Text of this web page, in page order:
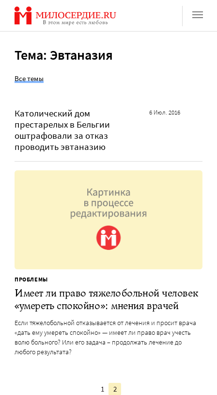
Перейти
содержанию
Тема: Эвтаназия
Все темы
Католический дом
престарелых в Бельгии
оштрафовали за отказ
проводить эвтаназию
6 Июл. 2016
ПРОБЛЕМЫ
Имеет ли право тяжелобольной человек
«умереть спокойно»: мнения врачей
Если тяжелобольной отказывается от лечения и просит врача
«дать ему умереть спокойно» — имеет ли право врач учесть
волю больного? Или его задача – продолжать лечение до
любого результата?
1 2